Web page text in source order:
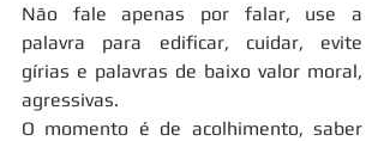
Não fale apenas por falar, use a
palavra para edificar, cuidar, evite
gírias e palavras de baixo valor moral,
agressivas.
O momento é de acolhimento, saber